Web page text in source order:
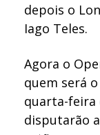
depois o
Iago Teles.
Agora o
quem será
quarta-feira
disputarão